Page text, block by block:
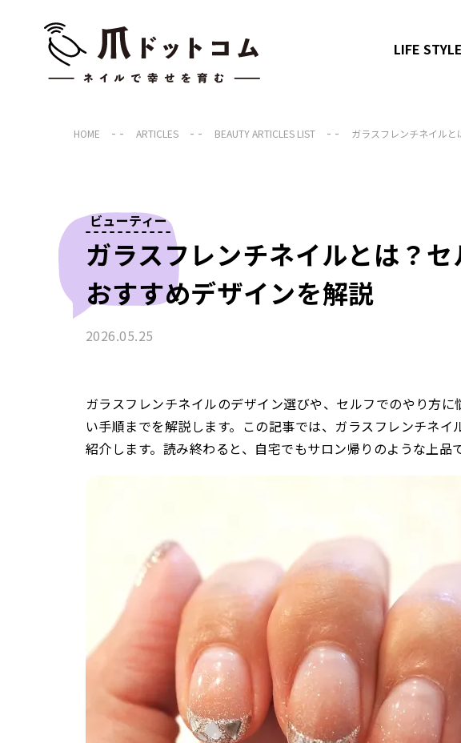
LIFE STYLE
HOME ARTICLES BEAUTY ARTICLES LIST ガラスフレンチネイル
ビューティー
ガラスフレンチネイルとは？
おすすめデザインを解説
2026.05.25
ガラスフレンチネイルのデザイン選びや、セルフでのやり方
い手順までを解説します。この記事では、ガラスフレンチネ
紹介します。読み終わると、自宅でもサロン帰りのような上品